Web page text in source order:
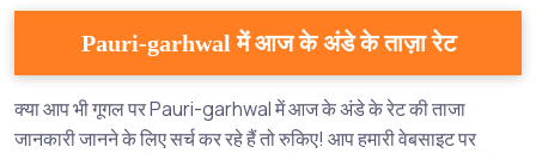
Pauri-garhwal में आज के अंडे के ताज़ा रेट
क्या आप भी गूगल पर Pauri-garhwal में आज के अंडे के रेट की ताजा
जानकारी जानने के लिए सर्च कर रहे हैं तो रुकिए! आप हमारी वेबसाइट पर